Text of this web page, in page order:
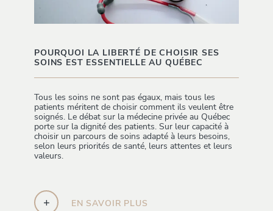
POURQUOI LA LIBERTÉ DE CHOISIR SES
SOINS EST ESSENTIELLE AU QUÉBEC
Tous les soins ne sont pas égaux, mais tous les
patients méritent de choisir comment ils veulent être
soignés. Le débat sur la médecine privée au Québec
porte sur la dignité des patients. Sur leur capacité à
choisir un parcours de soins adapté à leurs besoins,
selon leurs priorités de santé, leurs attentes et leurs
valeurs.
+ EN SAVOIR PLUS